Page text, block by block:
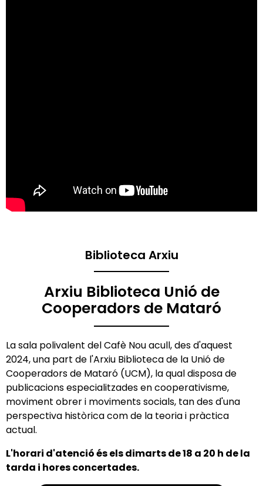
Biblioteca Arxiu
Arxiu Biblioteca Unió de
Cooperadors de Mataró
La sala polivalent del Cafè Nou acull, des d'aquest
2024, una part de l'Arxiu Biblioteca de la Unió de
Cooperadors de Mataró (UCM), la qual disposa de
publicacions especialitzades en cooperativisme,
moviment obrer i moviments socials, tan des d'una
perspectiva històrica com de la teoria i pràctica
actual.
L'horari d'atenció és els dimarts de 18 a 20 h de la
tarda i hores concertades.